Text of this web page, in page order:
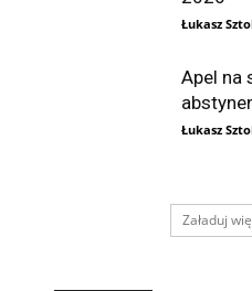
Łukasz
Apel na
Łukasz
Załaduj